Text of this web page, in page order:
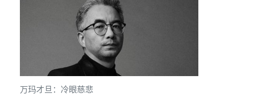
万玛才旦：冷眼慈悲